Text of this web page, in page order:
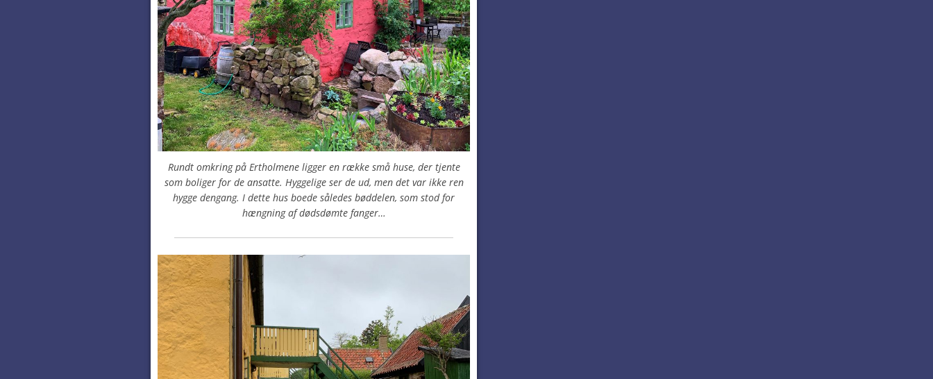
Rundt omkring på Ertholmene ligger en række små huse, der tjente
som boliger for de ansatte. Hyggelige ser de ud, men det var ikke ren
hygge dengang. I dette hus boede således bøddelen, som stod for
hængning af dødsdømte fanger…